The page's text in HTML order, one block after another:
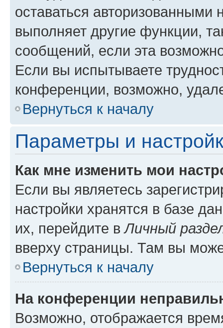
оставаться авторизованными
выполняет другие функции,
сообщений, если эта
Если вы испытываете
конференции, возможно,
Вернуться к началу
Параметры и
Как мне изменить мои
Если вы являетесь
настройки хранятся в базе
их, перейдите вЛичный
вверху страницы. Там вы
Вернуться к началу
На конференции
Возможно, отображается